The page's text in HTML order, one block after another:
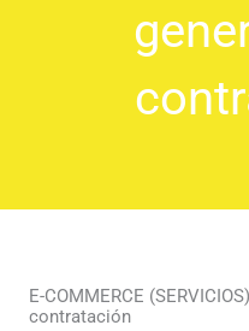
E-COMMERCE
contratación